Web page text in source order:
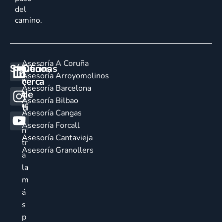
del
camino.
Síguenos
Oficinas
cerca
de
ti
E
n
c
u
e
n
tr
a
la
m
á
s
p
Asesoría A Coruña
Asesoría Arroyomolinos
Asesoría Barcelona
Asesoría Bilbao
Asesoría Cangas
Asesoría Forcall
Asesoría Cantavieja
Asesoría Granollers